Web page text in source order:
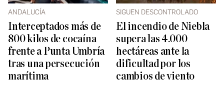
ANDALUCÍA
Interceptados más de
800 kilos de cocaína
frente a Punta Umbría
tras una persecución
marítima
SIGUEN DESCONTROLADO
El incendio de Niebla
supera las 4.000
hectáreas ante la
dificultad por los
cambios de viento